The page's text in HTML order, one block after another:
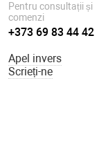
Pentru consultații și
comenzi
+373 69 83 44 42
Apel invers
Scrieți-ne